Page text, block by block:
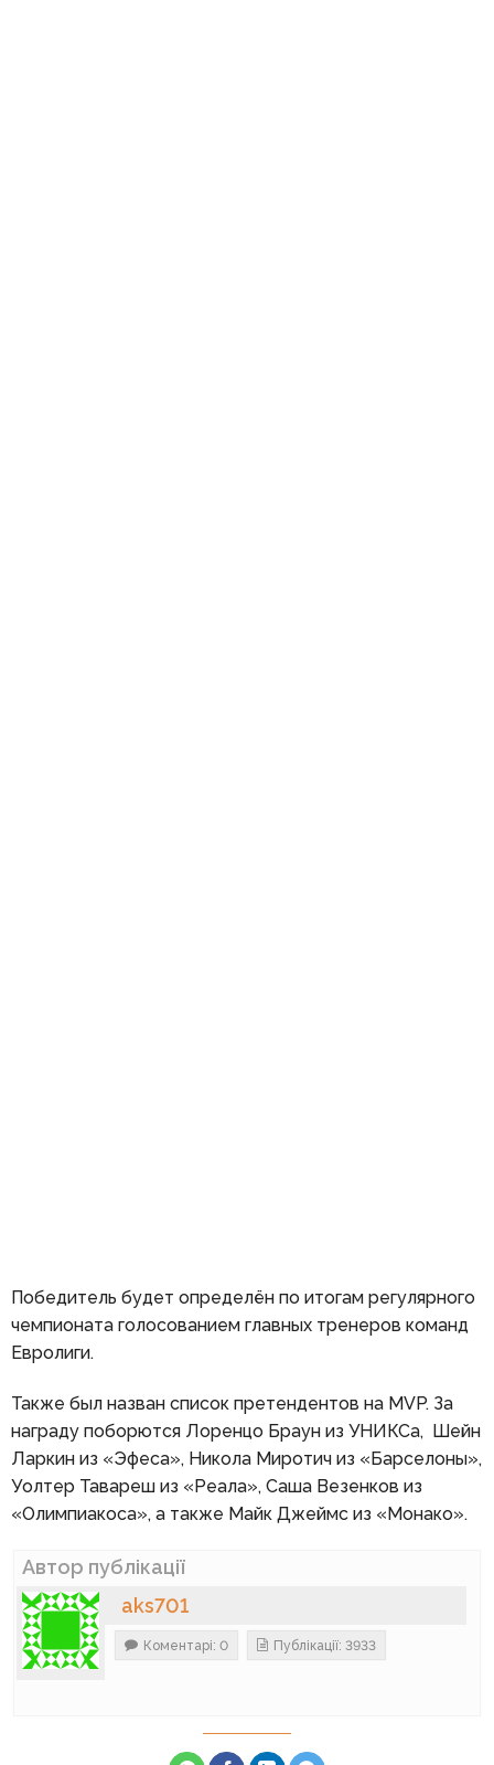
Победитель будет определён по итогам регулярного
чемпионата голосованием главных тренеров команд
Евролиги.
Также был назван список претендентов на MVP. За
награду поборются Лоренцо Браун из УНИКСа, Шейн
Ларкин из «Эфеса», Никола Миротич из «Барселоны»,
Уолтер Тавареш из «Реала», Саша Везенков из
«Олимпиакоса», а также Майк Джеймс из «Монако».
Автор публікації
aks701
Коментарі: 0 Публікації: 3933